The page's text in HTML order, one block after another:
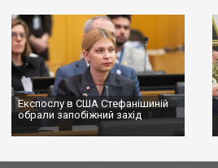
Експослу в США Стефанішиній
обрали запобіжний захід